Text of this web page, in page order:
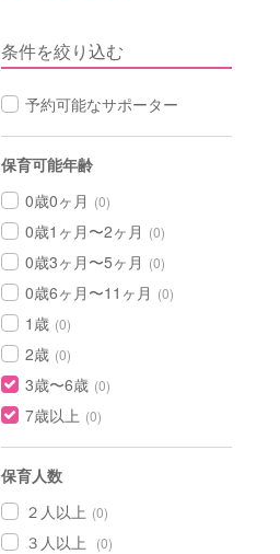
条件を絞り込む
予約可能なサポーター
保育可能年齢
0歳0ヶ月 (0)
0歳1ヶ月〜2ヶ月 (0)
0歳3ヶ月〜5ヶ月 (0)
0歳6ヶ月〜11ヶ月 (0)
1歳 (0)
2歳 (0)
3歳〜6歳 (0)
7歳以上 (0)
保育人数
２人以上 (0)
３人以上 (0)